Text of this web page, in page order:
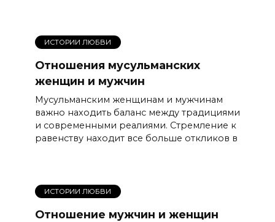
ИСТОРИИ ЛЮБВИ
Отношения мусульманских
женщин и мужчин
Мусульманским женщинам и мужчинам
важно находить баланс между традициями
и современными реалиями. Стремление к
равенству находит все больше откликов в
ИСТОРИИ ЛЮБВИ
Отношение мужчин и женщин